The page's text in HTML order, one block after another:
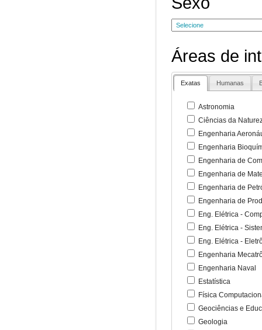
Áreas de
Exatas Humanas
Astronomia
Ciências da
Engenharia
Engenharia
Engenharia de
Engenharia de
Engenharia de
Engenharia de
Eng. Elétrica -
Eng. Elétrica -
Eng. Elétrica -
Engenharia
Engenharia Naval
Estatística
Física
Geociências e
Geologia